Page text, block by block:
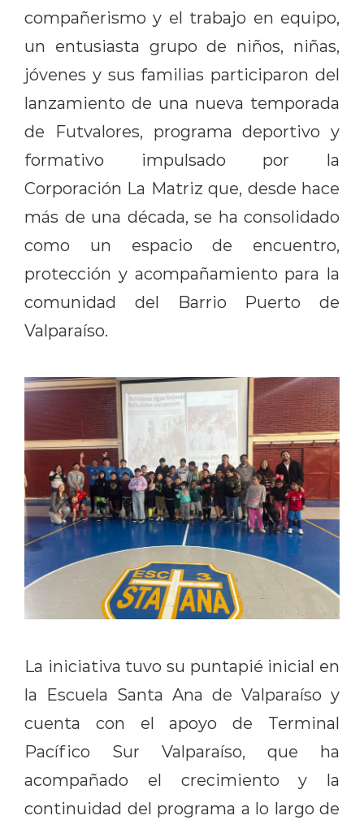
compañerismo y el trabajo en equipo,
un entusiasta grupo de niños, niñas,
jóvenes y sus familias participaron del
lanzamiento de una nueva temporada
de Futvalores, programa deportivo y
formativo impulsado por la
Corporación La Matriz que, desde hace
más de una década, se ha consolidado
como un espacio de encuentro,
protección y acompañamiento para la
comunidad del Barrio Puerto de
Valparaíso.
La iniciativa tuvo su puntapié inicial en
la Escuela Santa Ana de Valparaíso y
cuenta con el apoyo de Terminal
Pacífico Sur Valparaíso, que ha
acompañado el crecimiento y la
continuidad del programa a lo largo de